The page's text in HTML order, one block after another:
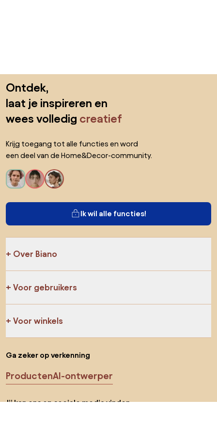
Ontdek,
laat je inspireren en
wees volledig creatief
Krijg toegang tot alle functies en word
een deel van de Home&Decor-community.
Ik wil alle functies!
Over Biano
Voor gebruikers
Voor winkels
Ga zeker op verkenning
ProductenAI-ontwerper
Jij kan ons op sociale media vinden